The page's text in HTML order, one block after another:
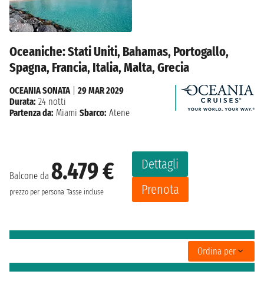
Oceaniche: Stati Uniti, Bahamas, Portogallo,
Spagna, Francia, Italia, Malta, Grecia
Balcone da 8.479 €
prezzo per persona Tasse incluse
Dettagli
Prenota
OCEANIA SONATA| 29 MAR 2029
Durata: 24 notti
Partenza da: Miami Sbarco: Atene
Ordina per